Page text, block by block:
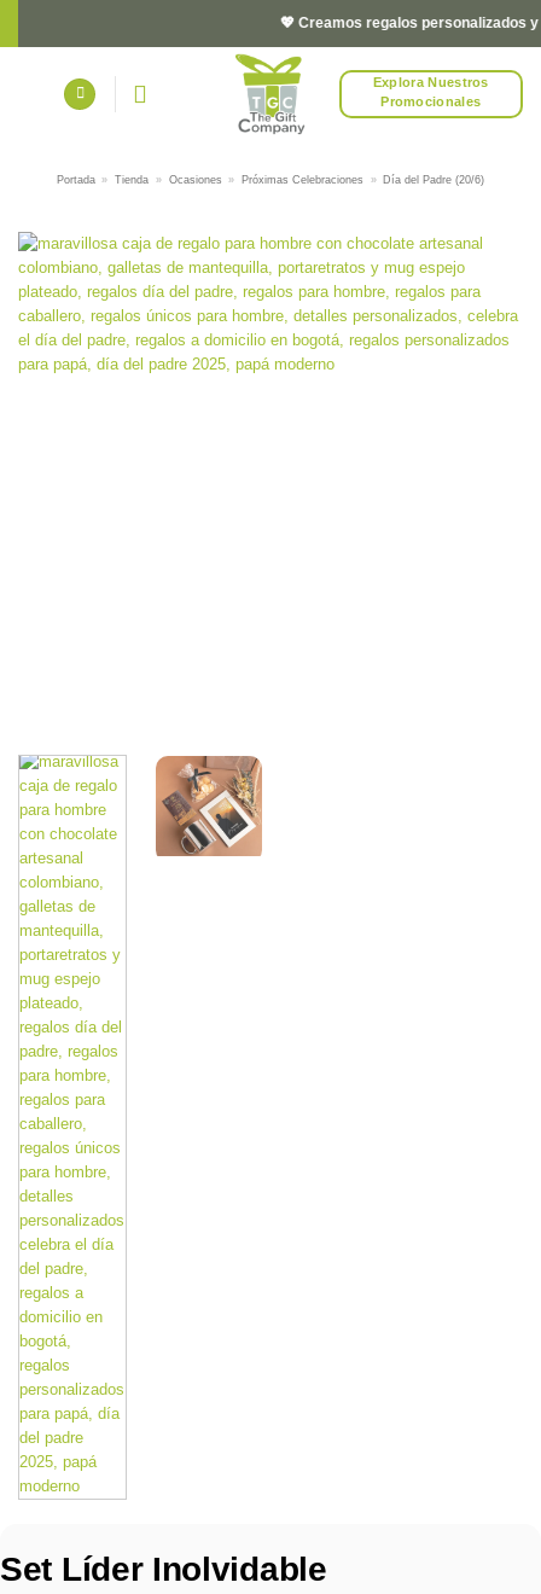
💖 Creamos regalos personalizados y
Explora Nuestros
Promocionales
Portada » Tienda » Ocasiones » Próximas Celebraciones » Día del Padre (20/6)
Set Líder Inolvidable